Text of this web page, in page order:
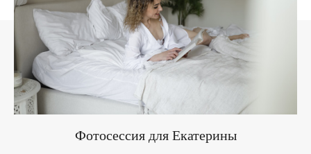
Фотосессия для Екатерины